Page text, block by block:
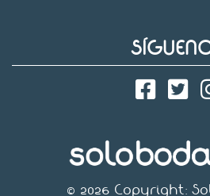
© 2026 Copyright: